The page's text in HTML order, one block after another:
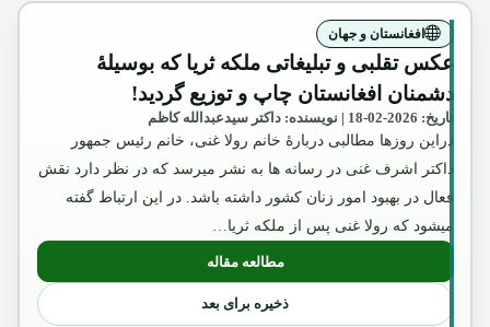
افغانستان و جهان
عکس تقلبی و تبلیغاتی ملکه ثریا که بوسیلۀ
دشمنان افغانستان چاپ و توزیع گردید!
تاریخ: 2026-02-18 | نویسنده: داکتر سیدعبدالله کاظم
دراین روزها مطالبی دربارۀ خانم رولا غنی، خانم رئیس جمهور
داکتر اشرف غنی در رسانه ها به نشر میرسد که در نظر دارد نقش
فعال در بهبود امور زنان کشور داشته باشد. در این ارتباط گفته
میشود که رولا غنی پس از ملکه ثریا…
مطالعه مقاله: عکس تقلبی و تبلیغاتی ملکه ثریا که
ذخیره برای بعد